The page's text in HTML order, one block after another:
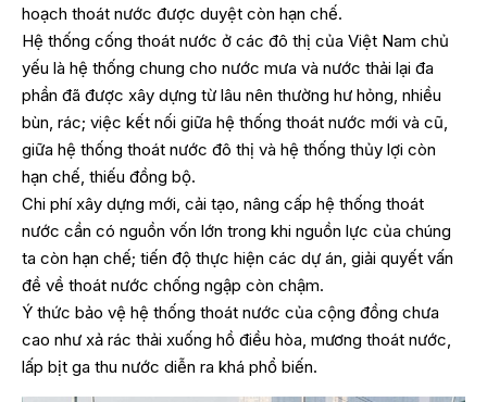
hoạch thoát nước được duyệt còn hạn chế.
Hệ thống cống thoát nước ở các đô thị của Việt Nam chủ
yếu là hệ thống chung cho nước mưa và nước thải lại đa
phần đã được xây dựng từ lâu nên thường hư hỏng, nhiều
bùn, rác; việc kết nối giữa hệ thống thoát nước mới và cũ,
giữa hệ thống thoát nước đô thị và hệ thống thủy lợi còn
hạn chế, thiếu đồng bộ.
Chi phí xây dựng mới, cải tạo, nâng cấp hệ thống thoát
nước cần có nguồn vốn lớn trong khi nguồn lực của chúng
ta còn hạn chế; tiến độ thực hiện các dự án, giải quyết vấn
đề về thoát nước chống ngập còn chậm.
Ý thức bảo vệ hệ thống thoát nước của cộng đồng chưa
cao như xả rác thải xuống hồ điều hòa, mương thoát nước,
lấp bịt ga thu nước diễn ra khá phổ biến.